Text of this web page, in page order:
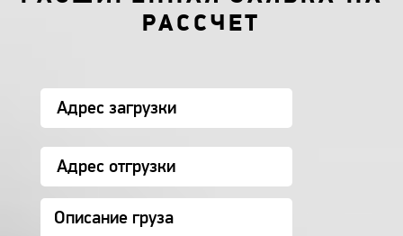
РАССЧЕТ